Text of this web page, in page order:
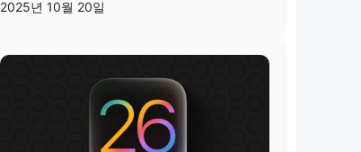
2025년 10월 20일